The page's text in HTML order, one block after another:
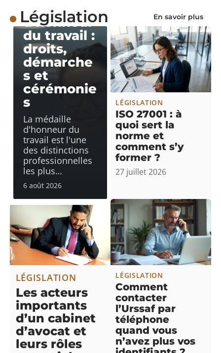
Législation En savoir plus
Médaille
d’honneur
du travail :
droits,
démarche
s et
cérémonie
s
La médaille
d'honneur du
travail est l'une
des distinctions
professionnelles
les plus…
6 août 2026
LÉGISLATION
Les acteurs
importants
d’un cabinet
d’avocat et
leurs rôles
LÉGISLATION
ISO 27001 : à
quoi sert la
norme et
comment s’y
former ?
27 juillet 2026
LÉGISLATION
Comment
contacter
l’Urssaf par
téléphone
quand vous
n’avez plus vos